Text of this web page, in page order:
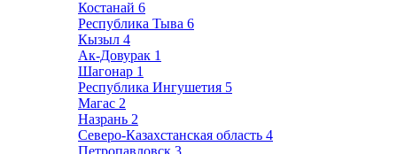
Костанай 6
Республика Тыва 6
Кызыл 4
Ак-Довурак 1
Шагонар 1
Республика Ингушетия 5
Магас 2
Назрань 2
Северо-Казахстанская область 4
Петропавловск 3